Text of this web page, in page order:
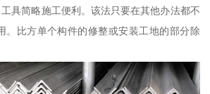
具简略施工便利。该法只要在其他办法都不
。比方单个构件的修整或安装工地的部分除